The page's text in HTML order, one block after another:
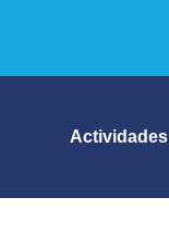
Actividades